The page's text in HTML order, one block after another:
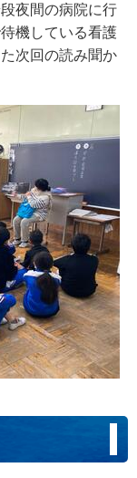
夜間の病院に行
機している看護
次回の読み聞か